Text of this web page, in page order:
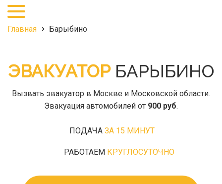
Главная Барыбино
ЭВАКУАТОРБАРЫБИНО
Вызвать эвакуатор в Москве и Московской области.
Эвакуация автомобилей от 900 руб.
ПОДАЧА ЗА 15 МИНУТ
РАБОТАЕМ КРУГЛОСУТОЧНО